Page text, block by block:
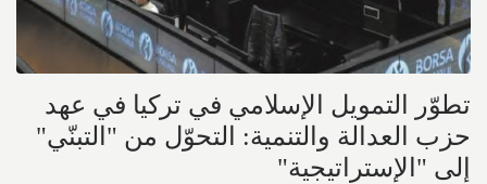
تطوّر التمويل الإسلامي في تركيا في عهد
حزب العدالة والتنمية: التحوّل من "التبنّي"
إلى "الإستراتيجية"